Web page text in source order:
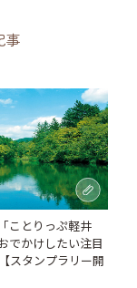
事
ことりっぷ軽井
でかけしたい注目
スタンプラリー開